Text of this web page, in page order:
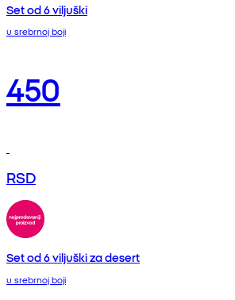
Set od 6 viljuški
u srebrnoj boji
450
RSD
Set od 6 viljuški za desert
u srebrnoj boji